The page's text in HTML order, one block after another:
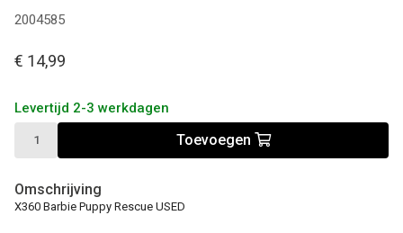
2004585
€ 14,99
Levertijd 2-3 werkdagen
Toevoegen
Omschrijving
X360 Barbie Puppy Rescue USED